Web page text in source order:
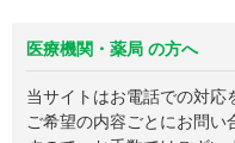
医療機関・薬局 の方へ
当サイトはお電話での対応
ご希望の内容ごとにお問い